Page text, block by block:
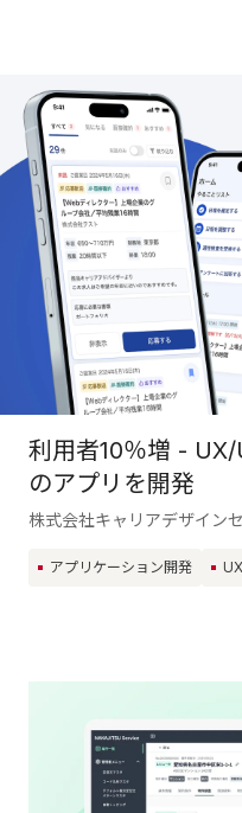
利用者10％増 -
のアプリを開発
株式会社キャリアデザイン
アプリケーション開発